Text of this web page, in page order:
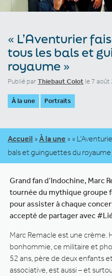
« L’Aventurier
tous les bals et
royaume »
Publié parThiebaut Colot le 7 août
À la une Portraits
Accueil » À la une » «
bals et guinguettes du royaume
Grand fan d’Indochine, Marc
tournée du mythique groupe
pour assister à chaque
accepté de partager avec
Marc Remacle est une crème.
bonhommie, ce militaire et
52 ans, père de deux enfants
associative, est aussi – et